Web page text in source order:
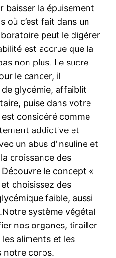
baisser la épuisement
où c’est fait dans un
peut le digérer
est accrue que la
non plus. Le sucre
le cancer, il
glycémie, affaiblit
puise dans votre
considéré comme
addictive et
un abus d’insuline et
la croissance des
le concept «
choisissez des
faible, aussi
système végétal
nos organes, tirailler
aliments et les
notre corps.